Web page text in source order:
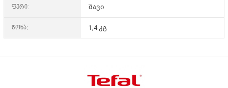
ფერი: შავი
წონა: 1,4 კგ